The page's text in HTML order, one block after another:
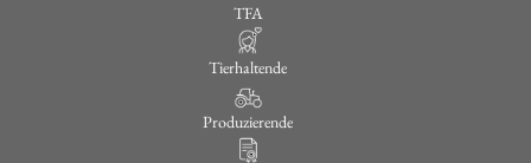
TFA
Tierhaltende
Produzierende